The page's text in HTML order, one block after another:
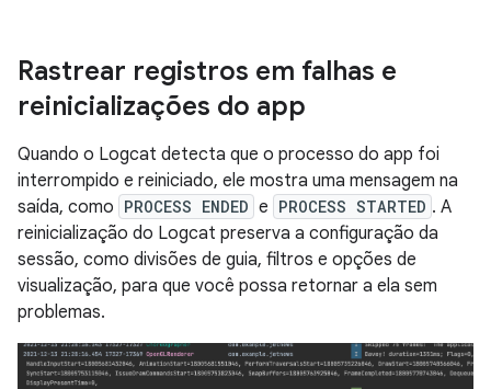
Rastrear registros em falhas e
reinicializações do app
Quando o Logcat detecta que o processo do app foi
interrompido e reiniciado, ele mostra uma mensagem na
saída, como PROCESS ENDED e PROCESS STARTED . A
reinicialização do Logcat preserva a configuração da
sessão, como divisões de guia, filtros e opções de
visualização, para que você possa retornar a ela sem
problemas.